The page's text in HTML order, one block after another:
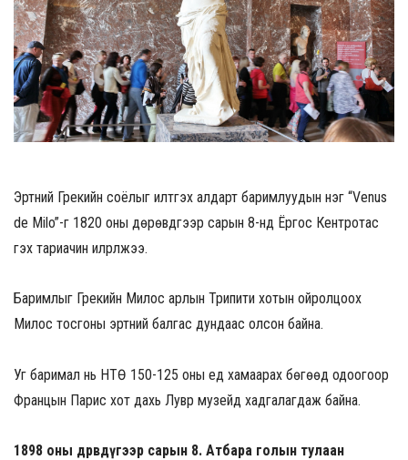
Эртний Грекийн соёлыг илтгэх алдарт баримлуудын нэг “Venus
de Milo”-г 1820 оны дөрөвдүгээр сарын 8-нд Ёргос Кентротас
гэх тариачин илрүүлжээ.
Баримлыг Грекийн Милос арлын Трипити хотын ойролцоох
Милос тосгоны эртний балгас дундаас олсон байна.
Уг баримал нь НТӨ 150-125 оны үед хамаарах бөгөөд одоогоор
Францын Парис хот дахь Лувр музейд хадгалагдаж байна.
1898 оны дөрөвдүгээр сарын 8. Атбара голын тулаан